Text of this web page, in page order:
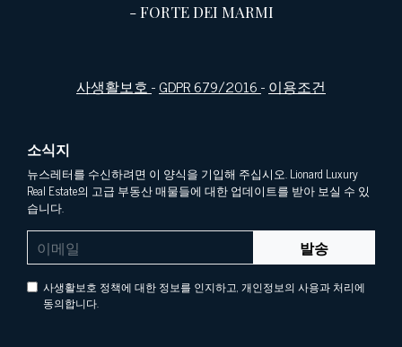
-FORTE DEI MARMI
사생활보호-GDPR 679/2016-이용조건
소식지
뉴스레터를 수신하려면 이 양식을 기입해 주십시오. Lionard Luxury
Real Estate의 고급 부동산 매물들에 대한 업데이트를 받아 보실 수 있
습니다.
발송
사생활보호 정책에 대한 정보를 인지하고, 개인정보의 사용과 처리에
동의합니다.